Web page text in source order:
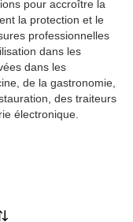
GmbH
pour accroître la
la protection et le
professionnelles
dans les
dans les
de la gastronomie,
des traiteurs
électronique.